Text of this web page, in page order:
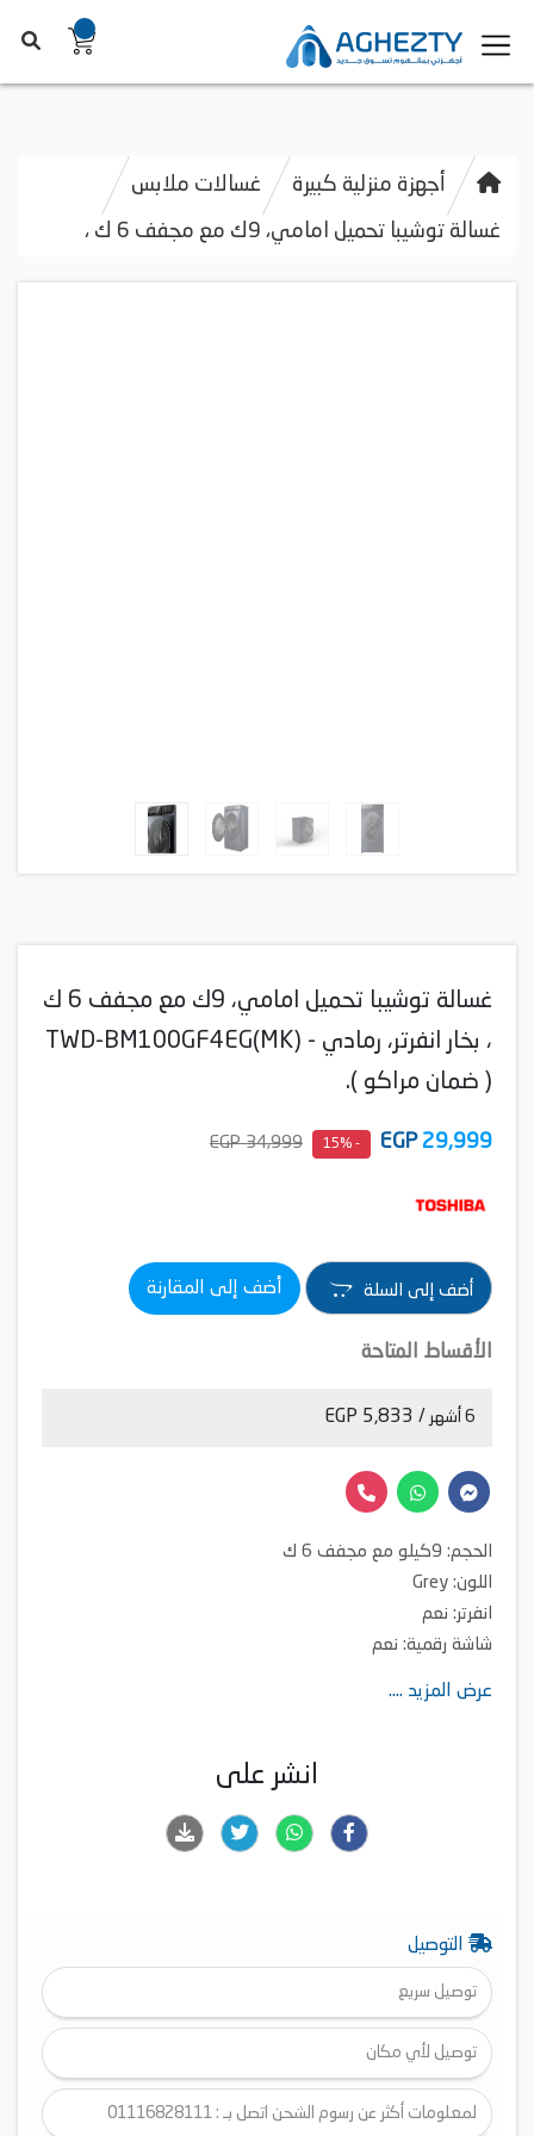
أجهزة منزلية كبيرة غسالات ملابس
غسالة توشيبا تحميل امامي، 9ك مع مجفف 6 ك ،
غسالة توشيبا تحميل امامي، 9ك مع مجفف 6 ك
، بخار انفرتر، رمادي - TWD-BM100GF4EG(MK)
( ضمان مراكو ).
29,999
EGP
- 15%
34,999 EGP
أضف إلى السلة أضف إلى المقارنة
الأقساط المتاحة
6 أشهر / 5,833 EGP
الحجم: 9كيلو مع مجفف 6 ك
اللون: Grey
انفرتر: نعم
شاشة رقمية: نعم
عدد اللفات: 1400 لفة
عرض المزيد ....
انشر على
التوصيل
توصيل سريع
توصيل لأي مكان
لمعلومات أكثر عن رسوم الشحن اتصل بـ : 01116828111